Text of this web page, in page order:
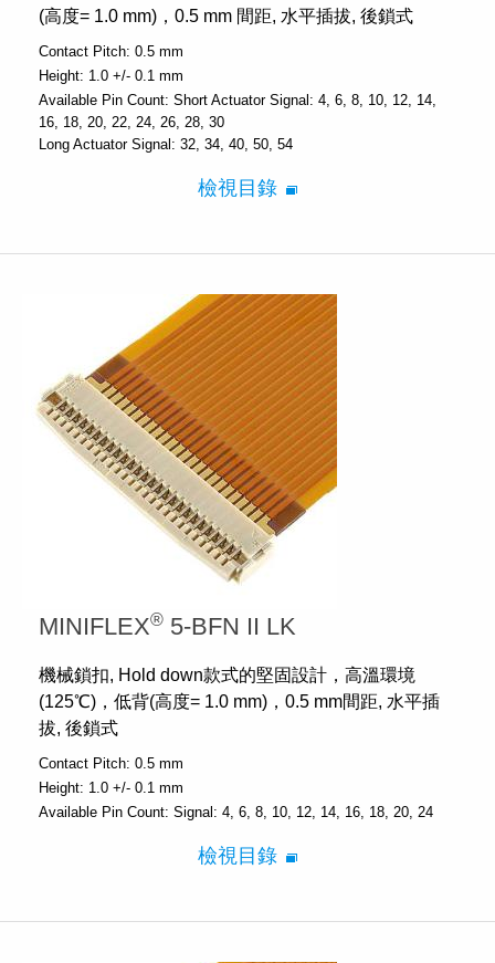
(高度= 1.0 mm)，0.5 mm 間距, 水平插拔, 後鎖式
Contact Pitch: 0.5 mm
Height: 1.0 +/- 0.1 mm
Available Pin Count: Short Actuator Signal: 4, 6, 8, 10, 12, 14,
16, 18, 20, 22, 24, 26, 28, 30
Long Actuator Signal: 32, 34, 40, 50, 54
檢視目錄
MINIFLEX® 5-BFN II LK
機械鎖扣, Hold down款式的堅固設計，高溫環境
(125℃)，低背(高度= 1.0 mm)，0.5 mm間距, 水平插
拔, 後鎖式
Contact Pitch: 0.5 mm
Height: 1.0 +/- 0.1 mm
Available Pin Count: Signal: 4, 6, 8, 10, 12, 14, 16, 18, 20, 24
檢視目錄